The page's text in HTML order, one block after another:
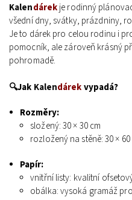
Kalendárekje rodinný
všední dny, svátky, prázdniny,
Je to dárek pro celou rodinu i
pomocník, ale zároveň krásný
pohromadě.
🔍Jak Kalendárekvypadá?
Rozměry:
složený: 30 × 30 cm
rozložený na stěně: 30 × 60
Papír:
vnitřní listy: kvalitní
obálka: vysoká gramáž